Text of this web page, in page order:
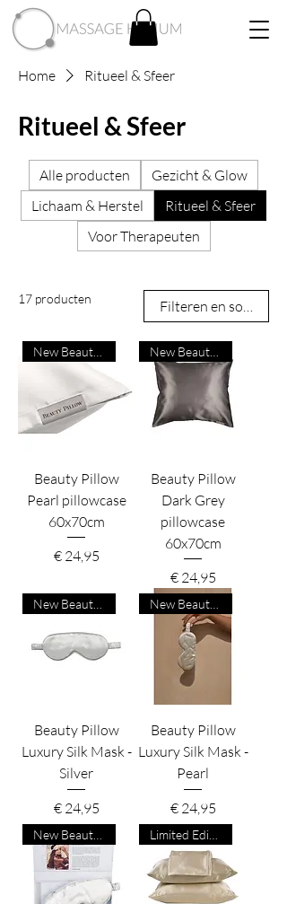
Home Ritueel & Sfeer
Ritueel & Sfeer
Alle producten
Gezicht & Glow
Lichaam & Herstel
Ritueel & Sfeer
Voor Therapeuten
17 producten Filteren en sorteren
Beauty Pillow
Pearl pillowcase
60x70cm
Prijs
€ 24,95
Beauty Pillow
Dark Grey
pillowcase
60x70cm
Prijs
€ 24,95
Beauty Pillow
Luxury Silk Mask -
Silver
Prijs
€ 24,95
Beauty Pillow
Luxury Silk Mask -
Pearl
Prijs
€ 24,95